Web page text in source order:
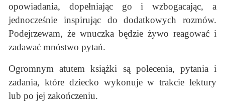
opowiadania, dopełniając go i wzbogacając, a
jednocześnie inspirując do dodatkowych rozmów.
Podejrzewam, że wnuczka będzie żywo reagować i
zadawać mnóstwo pytań.
Ogromnym atutem książki są polecenia, pytania i
zadania, które dziecko wykonuje w trakcie lektury
lub po jej zakończeniu.